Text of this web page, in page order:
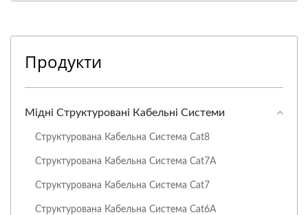
Продукти
Мідні Структуровані Кабельні Системи
Структурована Кабельна Система Cat8
Структурована Кабельна Система Cat7A
Структурована Кабельна Система Cat7
Структурована Кабельна Система Cat6A